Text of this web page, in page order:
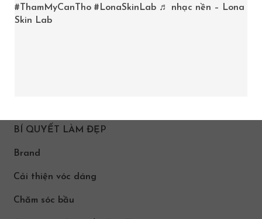
BÍ QUYẾT LÀM ĐẸP
Brand
Cải thiện vóc dáng
Chăm sóc bầu
#ThamMyCanTho #LonaSkinLab ♬ nhạc nền – Lona
Skin Lab